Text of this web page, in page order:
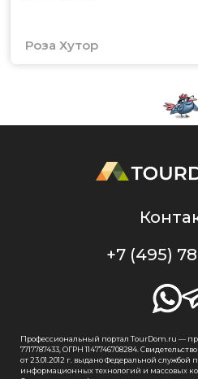
Роза Хутор
+7 (495)
Профессиональный портал TourDom.ru —
7717787433, ОГРН 1147746708284.
от 23.01.2012 г. выдано Федеральной службой
информационных технологий и массовых